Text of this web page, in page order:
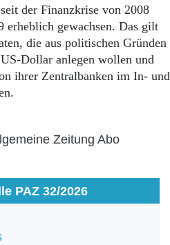
der Finanzkrise von 2008
erheblich gewachsen. Das gilt
die aus politischen Gründen
Dollar anlegen wollen und
ihrer Zentralbanken im In- und
PAZ 32/2026